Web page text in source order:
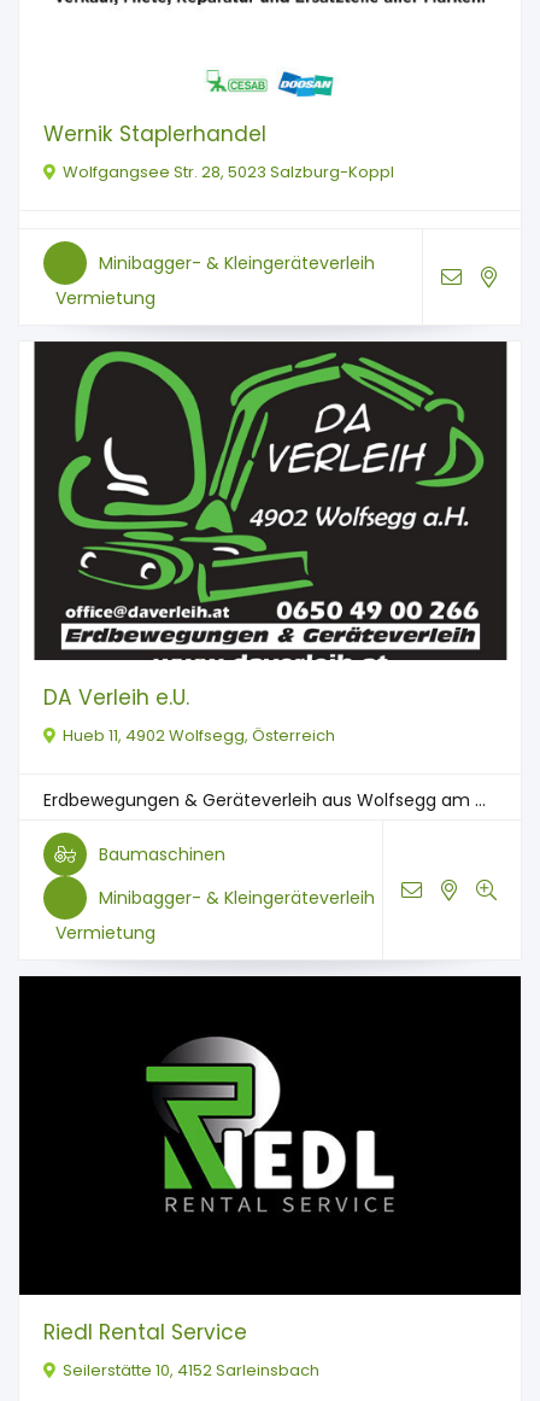
Wernik Staplerhandel
Wolfgangsee Str. 28, 5023 Salzburg-Koppl
Minibagger- & Kleingeräteverleih
Vermietung
DA Verleih e.U.
Hueb 11, 4902 Wolfsegg, Österreich
Erdbewegungen & Geräteverleih aus Wolfsegg am ...
Baumaschinen
Minibagger- & Kleingeräteverleih
Vermietung
Riedl Rental Service
Seilerstätte 10, 4152 Sarleinsbach